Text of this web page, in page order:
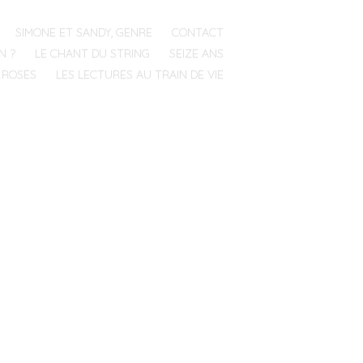
SIMONE ET SANDY, GENRE
CONTACT
?
LE CHANT DU STRING
SEIZE ANS
LES LECTURES AU TRAIN DE VIE